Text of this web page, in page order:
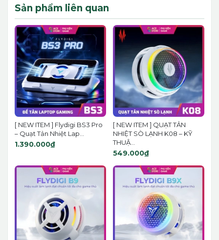
Sản phẩm liên quan
[ NEW ITEM ] Flydigi BS3 Pro
– Quạt Tản Nhiệt Lap...
1.390.000₫
[ NEW ITEM ] QUẠT TẢN
NHIỆT SÒ LẠNH K08 – KỸ
THUẬ...
549.000₫